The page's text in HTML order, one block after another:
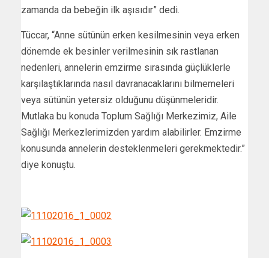
zamanda da bebeğin ilk aşısıdır” dedi.
Tüccar, “Anne sütünün erken kesilmesinin veya erken
dönemde ek besinler verilmesinin sık rastlanan
nedenleri, annelerin emzirme sırasında güçlüklerle
karşılaştıklarında nasıl davranacaklarını bilmemeleri
veya sütünün yetersiz olduğunu düşünmeleridir.
Mutlaka bu konuda Toplum Sağlığı Merkezimiz, Aile
Sağlığı Merkezlerimizden yardım alabilirler. Emzirme
konusunda annelerin desteklenmeleri gerekmektedir.”
diye konuştu.